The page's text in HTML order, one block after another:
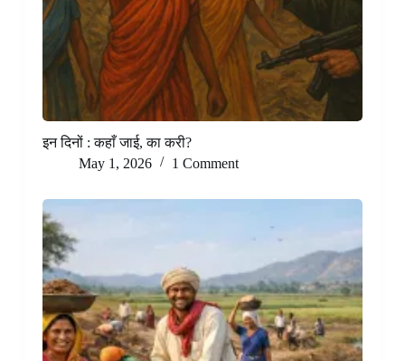
इन दिनों : कहाँ जाई, का करी?
May 1, 2026
1 Comment